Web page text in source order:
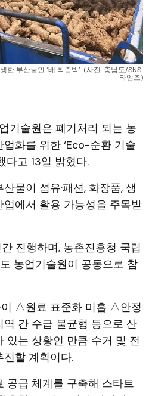
한 부산물인 ‘배 착즙박’. (사진: 충남도/SNS
타임즈)
기술원은 폐기처리 되는 농
화를 위한 ‘Eco-순환 기술
다고 13일 밝혔다.
물이 섬유·패션, 화장품, 생
에서 활용 가능성을 주목받
진행하며, 농촌진흥청 국립
농업기술원이 공동으로 참
이 △원료 표준화 미흡 △안정
간 수급 불균형 등으로 산
있는 상황인 만큼 수거 및 전
할 계획이다.
공급 체계를 구축해 스타트